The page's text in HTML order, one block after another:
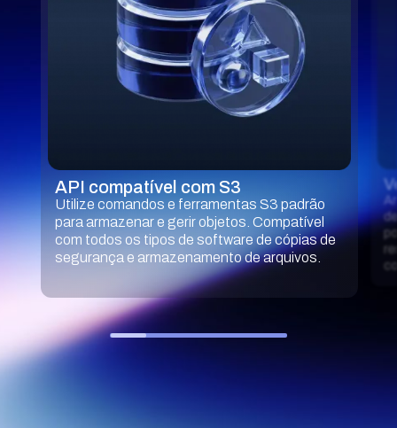
API compatível com S3
Utilize comandos e ferramentas S3 padrão
para armazenar e gerir objetos. Compatível
com todos os tipos de software de cópias de
segurança e armazenamento de arquivos.